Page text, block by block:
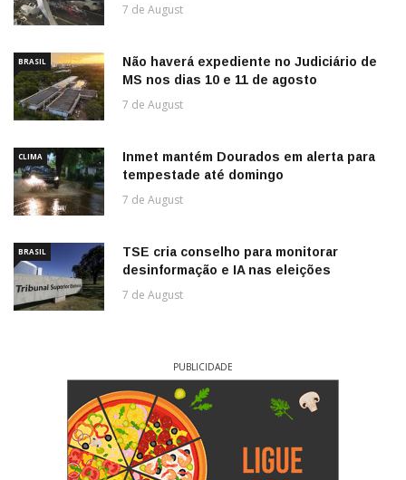
7 de August
BRASIL
Não haverá expediente no Judiciário de
MS nos dias 10 e 11 de agosto
7 de August
CLIMA
Inmet mantém Dourados em alerta para
tempestade até domingo
7 de August
BRASIL
TSE cria conselho para monitorar
desinformação e IA nas eleições
7 de August
PUBLICIDADE